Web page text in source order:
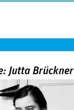
Jutta Brückner